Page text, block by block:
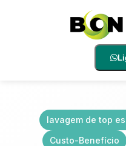
lavagem de top
Custo-Benefício